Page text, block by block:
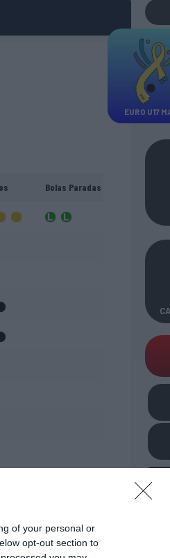
of your personal or
opt-out section to
Bolas Paradas
EURO U17